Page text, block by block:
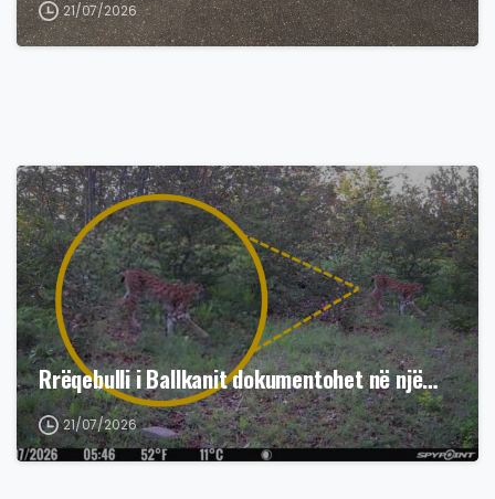
21/07/2026
Rrëqebulli i Ballkanit dokumentohet në një…
21/07/2026